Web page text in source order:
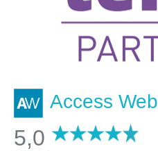
Access Web
5,0